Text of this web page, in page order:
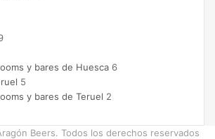
y bares de Huesca 6
5
y bares de Teruel 2
Beers. Todos los derechos reservados